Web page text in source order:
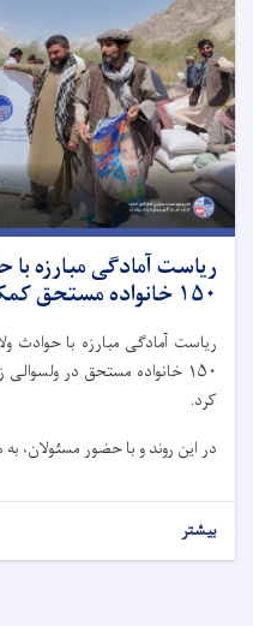
ریاست آمادگی مبارزه
۱۵۰ خانواده مستحق کمک‌های غذایی توزیع کرد
ریاست آمادگی مبارزه با حوادث
۱۵۰ خانواده مستحق در
کرد.
در این روند و با حضور مسئولان،
بیشتر